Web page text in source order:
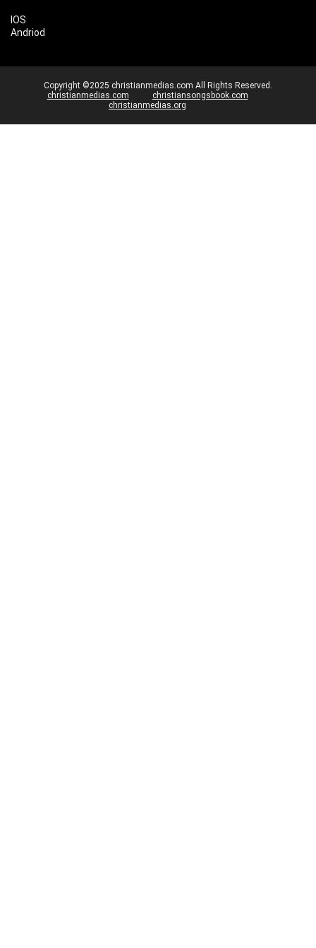
IOS
Andriod
Copyright ©2025 christianmedias.com All Rights Reserved.
christianmedias.com
christiansongsbook.com
christianmedias.org